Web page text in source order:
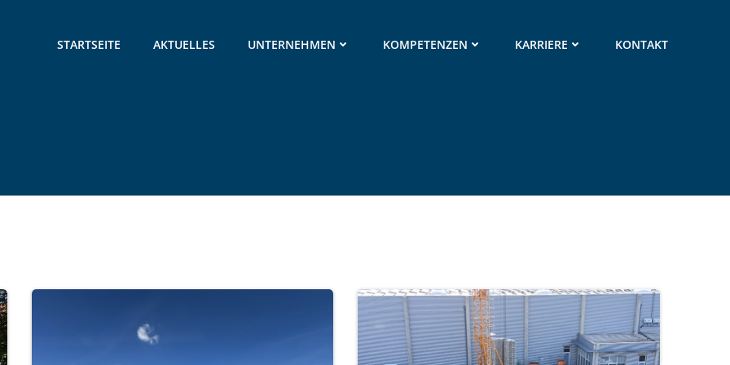
STARTSEITE AKTUELLES UNTERNEHMEN KOMPETENZEN KARRIERE KONTAKT